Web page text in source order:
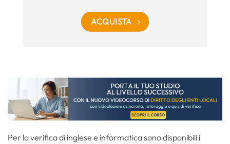
ACQUISTA
Per la verifica di inglese e informatica sono disponibili i